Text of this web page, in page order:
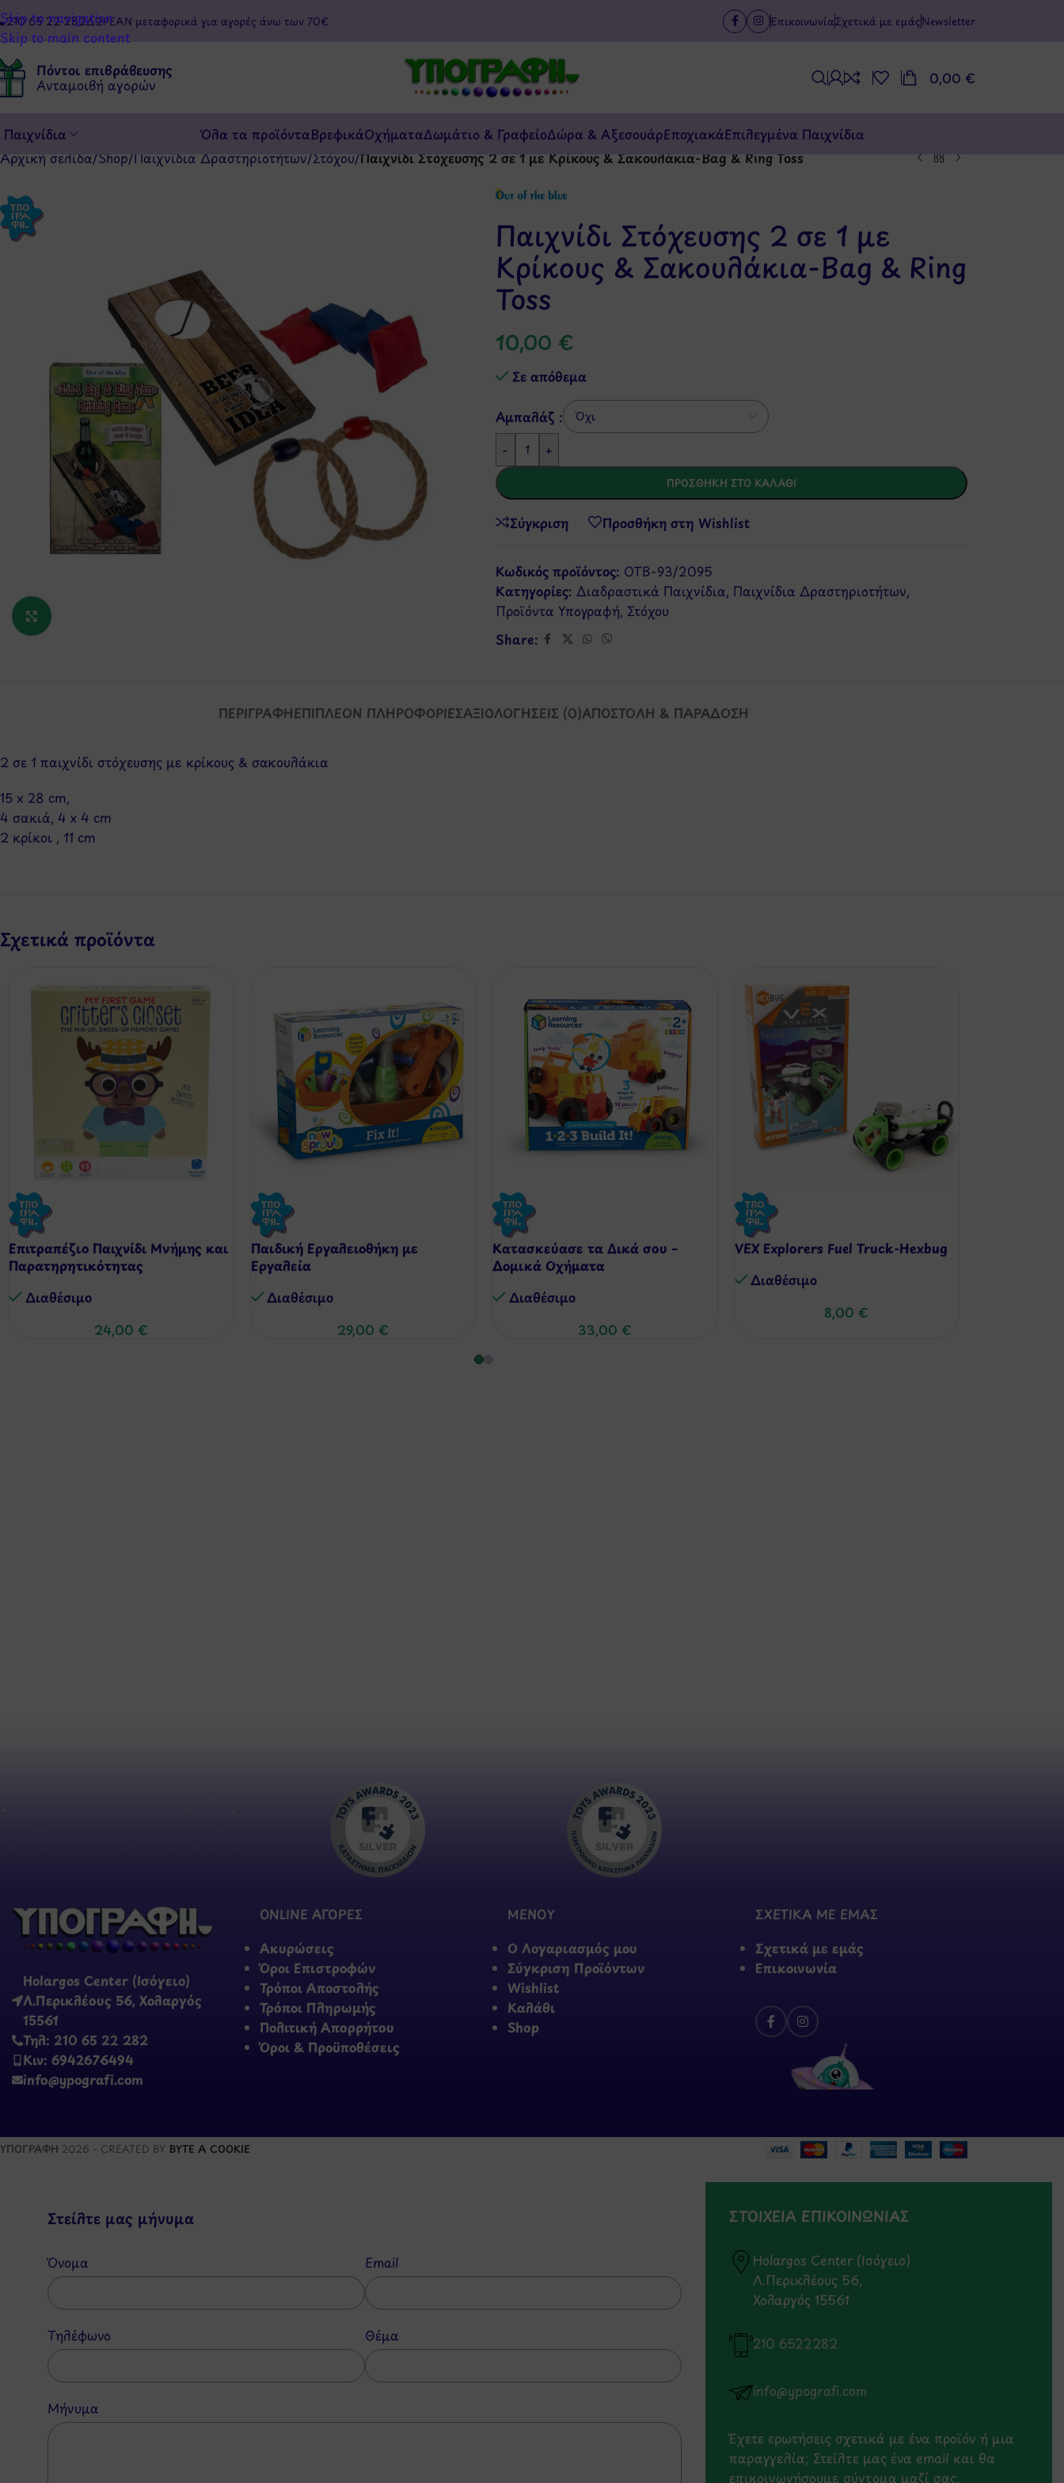
Skip to navigation
Skip to main content
210 65 22 282ΔΩΡΕΑΝ μεταφορικά για αγορές άνω των 70€ Επικοινωνία Σχετικά με εμάςNewsletter
Πόντοι επιβράβευσης
Ανταμοιβή αγορών 0,00 €
Παιχνίδια Όλα τα προϊόνταΒρεφικάΟχήματαΔωμάτιο & ΓραφείοΔώρα & ΑξεσουάρΕποχιακάΕπιλεγμένα Παιχνίδια
Αρχική σελίδα/Shop/Παιχνίδια Δραστηριοτήτων/Στόχου/Παιχνίδι Στόχευσης 2 σε 1 με Κρίκους & Σακουλάκια-Bag & Ring Toss
Παιχνίδι Στόχευσης 2 σε 1 με
Κρίκους & Σακουλάκια-Bag & Ring
Toss
10,00 €
Σε απόθεμα
Αμπαλάζ :
-
+
ΠΡΟΣΘΉΚΗ ΣΤΟ ΚΑΛΆΘΙ
Σύγκριση Προσθήκη στη Wishlist
Κωδικός προϊόντος: OTB-93/2095
Κατηγορίες: Διαδραστικά Παιχνίδια, Παιχνίδια Δραστηριοτήτων,
Προϊόντα Υπογραφή, Στόχου
Share:
ΠΕΡΙΓΡΑΦΉΕΠΙΠΛΈΟΝ ΠΛΗΡΟΦΟΡΊΕΣΑΞΙΟΛΟΓΉΣΕΙΣ (0)ΑΠΟΣΤΟΛΉ & ΠΑΡΆΔΟΣΗ
2 σε 1 παιχνίδι στόχευσης με κρίκους & σακουλάκια
15 x 28 cm,
4 σακιά, 4 x 4 cm
2 κρίκοι , 11 cm
Σχετικά προϊόντα
Επιτραπέζιο Παιχνίδι Μνήμης και
Παρατηρητικότητας
Διαθέσιμo
24,00 €
Παιδική Εργαλειοθήκη με
Εργαλεία
Διαθέσιμo
29,00 €
Κατασκεύασε τα Δικά σου –
Δομικά Οχήματα
Διαθέσιμo
33,00 €
VEX Explorers Fuel Truck-Hexbug
Διαθέσιμo
8,00€
Holargos Center (Ισόγειο)
Λ.Περικλέους 56, Χολαργός
15561
Τηλ: 210 65 22 282
Κιν: 6942676494
info@ypografi.com
ONLINE ΑΓΟΡΕΣ
Ακυρώσεις
Όροι Επιστροφών
Τρόποι Αποστολής
Τρόποι Πληρωμής
Πολιτική Απορρήτου
Όροι & Προϋποθέσεις
ΜΕΝΟΥ
Ο Λογαριασμός μου
Σύγκριση Προϊόντων
Wishlist
Καλάθι
Shop
ΣΧΕΤΙΚΑ ΜΕ ΕΜΑΣ
Σχετικά με εμάς
Επικοινωνία
ΥΠΟΓΡΑΦΗ 2026 - CREATED BY BYTE A COOKIE
Στείλτε μας μήνυμα
Όνομα Email
Τηλέφωνο Θέμα
Μήνυμα
ΣΤΟΙΧΕΙΑ ΕΠΙΚΟΙΝΩΝΙΑΣ
Holargos Center (Ισόγειο)
Λ.Περικλέους 56,
Χολαργός 15561
210 6522282
info@ypografi.com
Έχετε ερωτήσεις σχετικά με ένα προϊόν ή μια
παραγγελία; Στείλτε μας ένα email και θα
επικοινωνήσουμε σύντομα μαζί σας.